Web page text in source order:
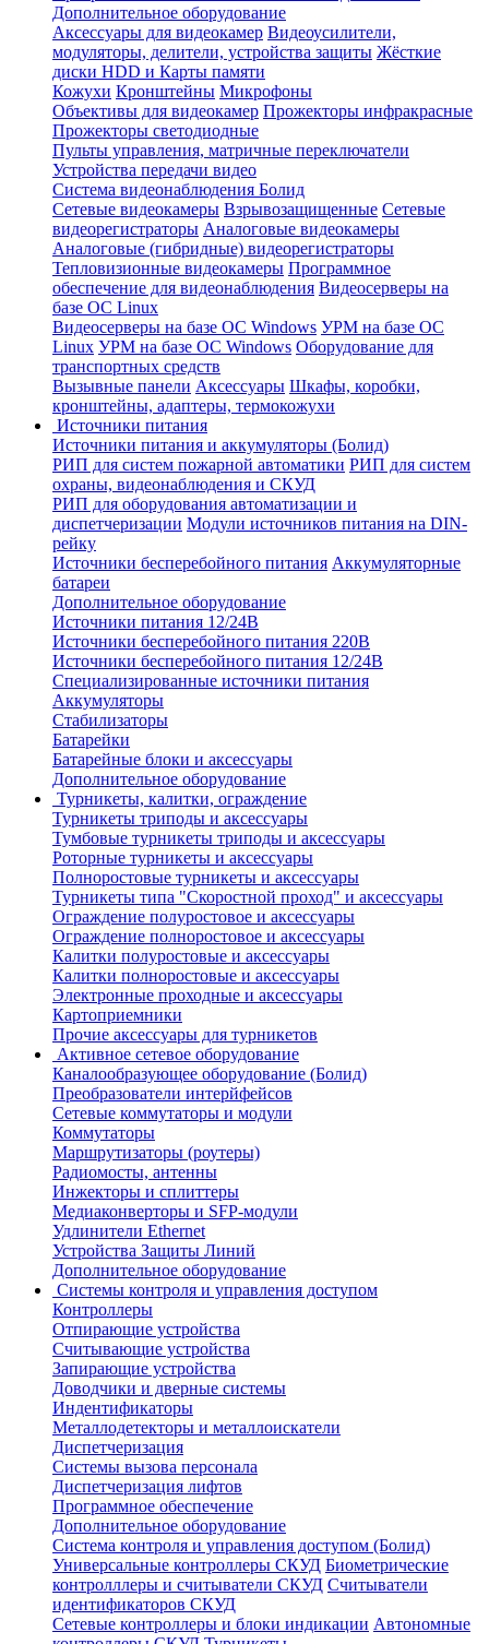
Дополнительное оборудование
Аксессуары для видеокамер Видеоусилители,
модуляторы, делители, устройства защиты Жёсткие
диски HDD и Карты памяти
Кожухи Кронштейны Микрофоны
Объективы для видеокамер Прожекторы инфракрасные
Прожекторы светодиодные
Пульты управления, матричные переключатели
Устройства передачи видео
Система видеонаблюдения Болид
Сетевые видеокамеры Взрывозащищенные Сетевые
видеорегистраторы Аналоговые видеокамеры
Аналоговые (гибридные) видеорегистраторы
Тепловизионные видеокамеры Программное
обеспечение для видеонаблюдения Видеосерверы на
базе ОС Linux
Видеосерверы на базе ОС Windows УРМ на базе ОС
Linux УРМ на базе ОС Windows Оборудование для
транспортных средств
Вызывные панели Аксессуары Шкафы, коробки,
кронштейны, адаптеры, термокожухи
Источники питания
Источники питания и аккумуляторы (Болид)
РИП для систем пожарной автоматики РИП для систем
охраны, видеонаблюдения и СКУД
РИП для оборудования автоматизации и
диспетчеризации Модули источников питания на DIN-
рейку
Источники бесперебойного питания Аккумуляторные
батареи
Дополнительное оборудование
Источники питания 12/24В
Источники бесперебойного питания 220В
Источники бесперебойного питания 12/24В
Специализированные источники питания
Аккумуляторы
Стабилизаторы
Батарейки
Батарейные блоки и аксессуары
Дополнительное оборудование
Турникеты, калитки, ограждение
Турникеты триподы и аксессуары
Тумбовые турникеты триподы и аксессуары
Роторные турникеты и аксессуары
Полноростовые турникеты и аксессуары
Турникеты типа "Скоростной проход" и аксессуары
Ограждение полуростовое и аксессуары
Ограждение полноростовое и аксессуары
Калитки полуростовые и аксессуары
Калитки полноростовые и аксессуары
Электронные проходные и аксессуары
Картоприемники
Прочие аксессуары для турникетов
Активное сетевое оборудование
Каналообразующее оборудование (Болид)
Преобразователи интерйфейсов
Сетевые коммутаторы и модули
Коммутаторы
Маршрутизаторы (роутеры)
Радиомосты, антенны
Инжекторы и сплиттеры
Медиаконверторы и SFP-модули
Удлинители Ethernet
Устройства Защиты Линий
Дополнительное оборудование
Системы контроля и управления доступом
Контроллеры
Отпирающие устройства
Считывающие устройства
Запирающие устройства
Доводчики и дверные системы
Индентификаторы
Металлодетекторы и металлоискатели
Диспетчеризация
Системы вызова персонала
Диспетчеризация лифтов
Программное обеспечение
Дополнительное оборудование
Система контроля и управления доступом (Болид)
Универсальные контроллеры СКУД Биометрические
контролллеры и считыватели СКУД Считыватели
идентификаторов СКУД
Сетевые контроллеры и блоки индикации Автономные